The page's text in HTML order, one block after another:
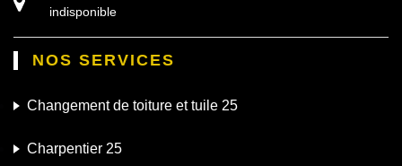
indisponible
NOS SERVICES
Changement de toiture et tuile 25
Charpentier 25